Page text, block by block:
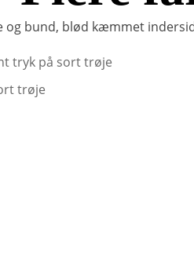
bund, blød kæmmet
tryk på sort trøje
trøje